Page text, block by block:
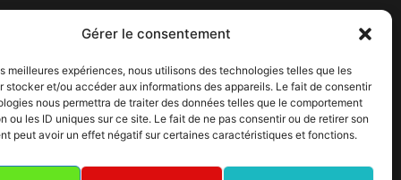
Gérer le consentement
meilleures expériences, nous utilisons des technologies telles que les
stocker et/ou accéder aux informations des appareils. Le fait de consentir
nous permettra de traiter des données telles que le comportement
ou les ID uniques sur ce site. Le fait de ne pas consentir ou de retirer son
peut avoir un effet négatif sur certaines caractéristiques et fonctions.
Mentions légales
CGV
CGU
Confidentialité
Cookies